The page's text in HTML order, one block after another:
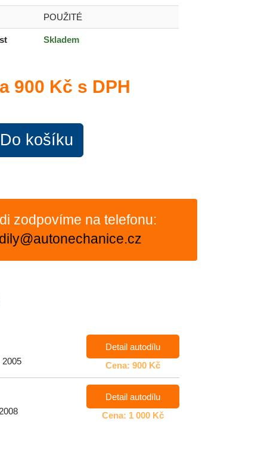
POUŽITÉ
Skladem
900 Kč s DPH
Do košíku
zodpovíme na telefonu:
Detail autodílu
Cena: 900 Kč
Detail autodílu
Cena: 1 000 Kč